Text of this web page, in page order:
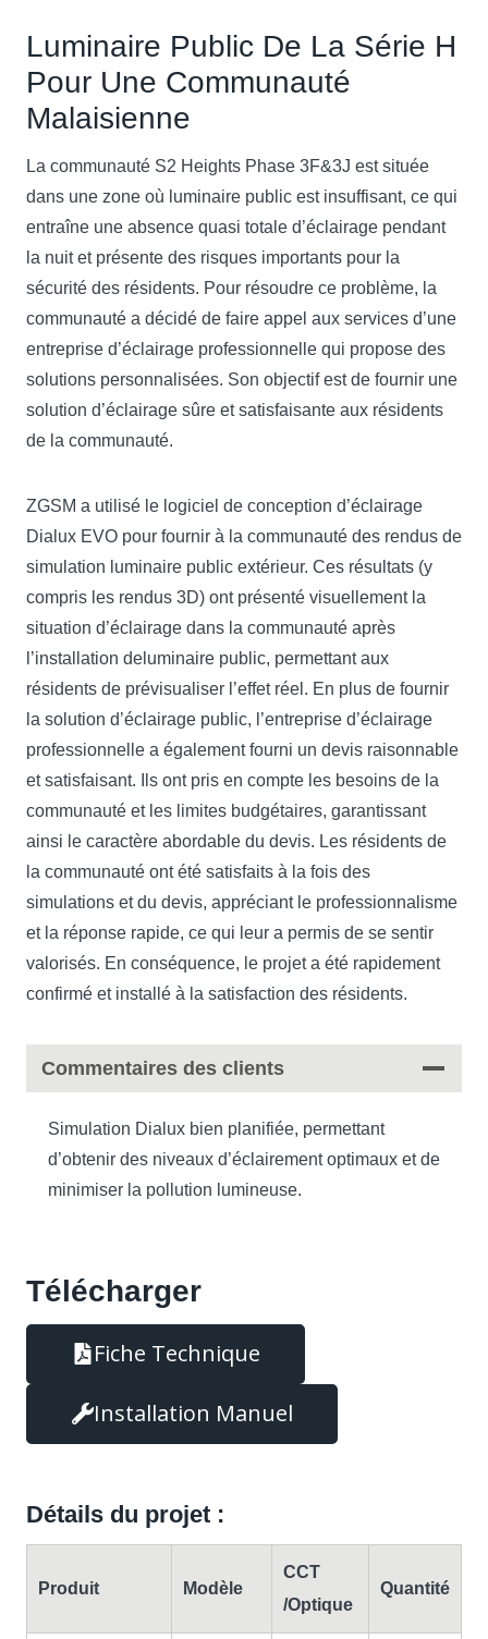
Luminaire Public De La Série H
Pour Une Communauté
Malaisienne
La communauté S2 Heights Phase 3F&3J est située
dans une zone où luminaire public est insuffisant, ce qui
entraîne une absence quasi totale d’éclairage pendant
la nuit et présente des risques importants pour la
sécurité des résidents. Pour résoudre ce problème, la
communauté a décidé de faire appel aux services d’une
entreprise d’éclairage professionnelle qui propose des
solutions personnalisées. Son objectif est de fournir une
solution d’éclairage sûre et satisfaisante aux résidents
de la communauté.
ZGSM a utilisé le logiciel de conception d’éclairage
Dialux EVO pour fournir à la communauté des rendus de
simulation luminaire public extérieur. Ces résultats (y
compris les rendus 3D) ont présenté visuellement la
situation d’éclairage dans la communauté après
l’installation deluminaire public, permettant aux
résidents de prévisualiser l’effet réel. En plus de fournir
la solution d’éclairage public, l’entreprise d’éclairage
professionnelle a également fourni un devis raisonnable
et satisfaisant. Ils ont pris en compte les besoins de la
communauté et les limites budgétaires, garantissant
ainsi le caractère abordable du devis. Les résidents de
la communauté ont été satisfaits à la fois des
simulations et du devis, appréciant le professionnalisme
et la réponse rapide, ce qui leur a permis de se sentir
valorisés. En conséquence, le projet a été rapidement
confirmé et installé à la satisfaction des résidents.
Commentaires des clients
Simulation Dialux bien planifiée, permettant
d’obtenir des niveaux d’éclairement optimaux et de
minimiser la pollution lumineuse.
Télécharger
Fiche Technique
Installation Manuel
Détails du projet :
Produit Modèle
CCT
/Optique
Quantité